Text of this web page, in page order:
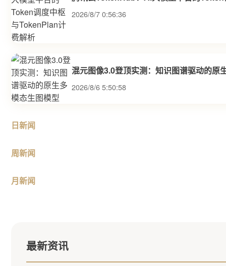
2026/8/7 0:56:36
混元图像3.0登顶实测：知识图谱驱动的原
2026/8/6 5:50:58
日新闻
周新闻
月新闻
最新资讯